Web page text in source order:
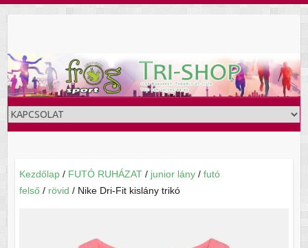
Kezdőlap/ FUTÓ RUHÁZAT/ junior lány/ futó
felső/ rövid / Nike Dri-Fit kislány trikó